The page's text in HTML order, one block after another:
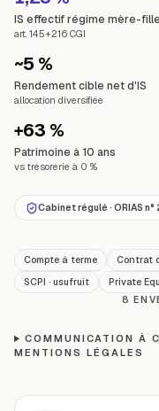
IS effectif régime mère-fille
art. 145+216 CGI
~5 %
Rendement cible net d'IS
allocation diversifiée
+63 %
Patrimoine à 10 ans
vs trésorerie à 0 %
Cabinet régulé · ORIAS n°
Compte à terme Contrat
SCPI · usufruit
Private
8
COMMUNICATION À
MENTIONS LÉGALES